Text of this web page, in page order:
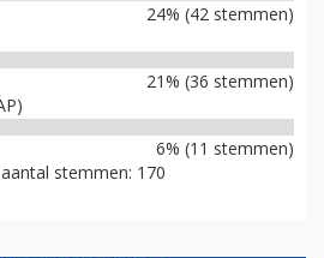
24% (42 stemmen)
21% (36 stemmen)
6% (11 stemmen)
stemmen: 170